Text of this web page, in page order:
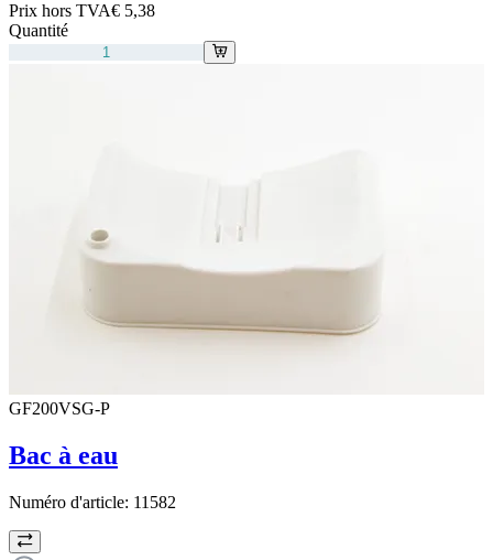
Prix hors TVA€ 5,38
Quantité
GF200VSG-P
Bac à eau
Numéro d'article: 11582